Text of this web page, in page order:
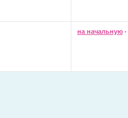
на начальную -